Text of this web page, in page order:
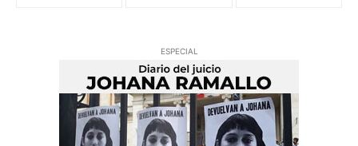
ESPECIAL